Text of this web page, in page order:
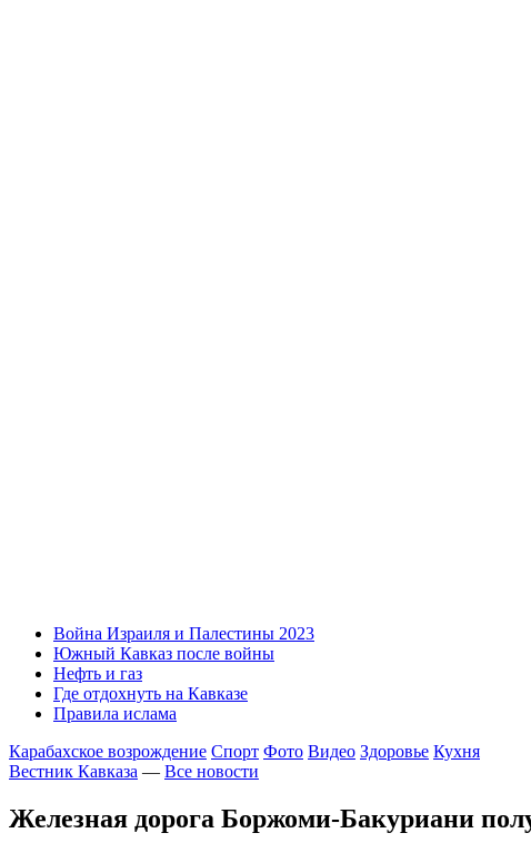
Война Израиля и Палестины 2023
Южный Кавказ после войны
Нефть и газ
Где отдохнуть на Кавказе
Правила ислама
Карабахское возрождение Спорт Фото Видео Здоровье Кухня
Вестник Кавказа — Все новости
Железная дорога Боржоми-Бакуриани